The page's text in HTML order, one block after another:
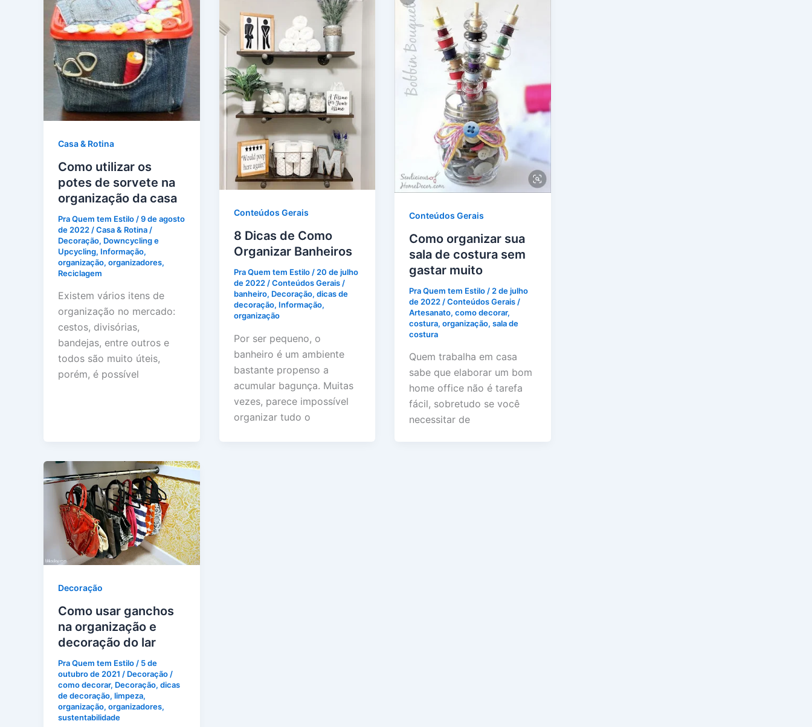
Casa & Rotina
Como utilizar os
potes de sorvete na
organização da casa
Pra Quem tem Estilo /9 de agosto
de 2022 /Casa & Rotina /
Decoração, Downcycling e
Upcycling, Informação,
organização, organizadores,
Reciclagem
Existem vários itens de
organização no mercado:
cestos, divisórias,
bandejas, entre outros e
todos são muito úteis,
porém, é possível
Conteúdos Gerais
8 Dicas de Como
Organizar Banheiros
Pra Quem tem Estilo / 20 de julho
de 2022 /Conteúdos Gerais/
banheiro, Decoração, dicas de
decoração, Informação,
organização
Por ser pequeno, o
banheiro é um ambiente
bastante propenso a
acumular bagunça. Muitas
vezes, parece impossível
organizar tudo o
Conteúdos Gerais
Como organizar sua
sala de costura sem
gastar muito
Pra Quem tem Estilo / 2 de julho
de 2022 /Conteúdos Gerais /
Artesanato,como decorar,
costura,organização,sala de
costura
Quem trabalha em casa
sabe que elaborar um bom
home office não é tarefa
fácil, sobretudo se você
necessitar de
Decoração
Como usar ganchos
na organização e
decoração do lar
Pra Quem tem Estilo / 5 de
outubro de 2021 / Decoração /
como decorar, Decoração, dicas
de decoração, limpeza,
organização, organizadores,
sustentabilidade